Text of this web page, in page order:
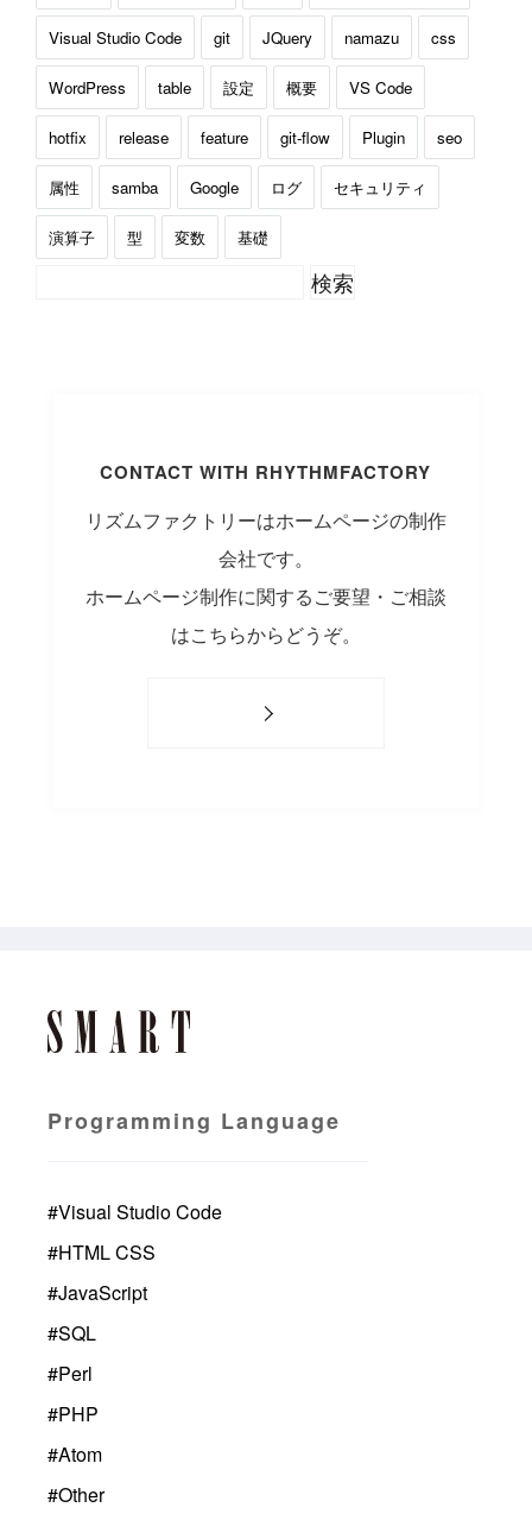
Visual Studio Code git JQuery namazu css
WordPress table 設定 概要 VS Code
hotfix release feature git-flow Plugin seo
属性 samba Google ログ セキュリティ
演算子 型 変数 基礎
CONTACT WITH RHYTHMFACTORY
リズムファクトリーはホームページの制作
会社です。
ホームページ制作に関するご要望・ご相談
はこちらからどうぞ。
Programming Language
#Visual Studio Code
#HTML CSS
#JavaScript
#SQL
#Perl
#PHP
#Atom
#Other